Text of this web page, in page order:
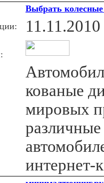
Выбрать
11.11.2010
кованые
мировых
интернет-